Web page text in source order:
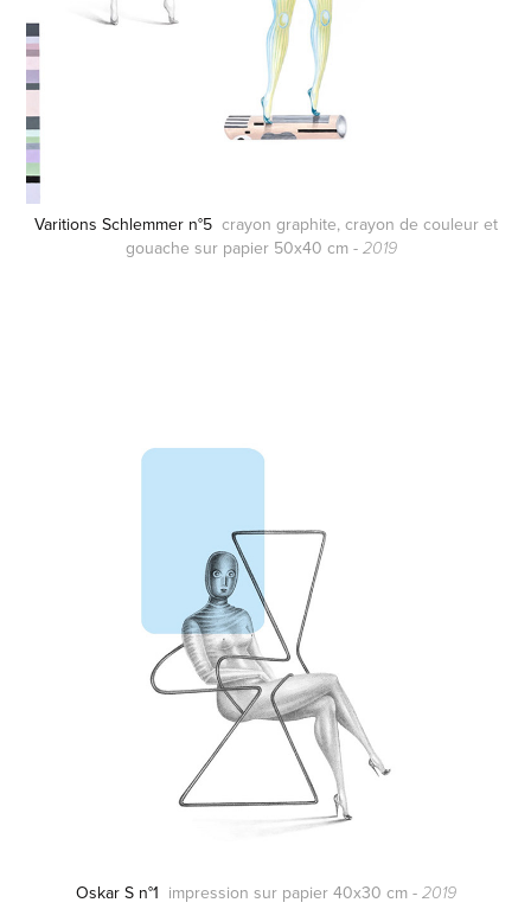
Varitions Schlemmer n°5 crayon graphite, crayon de couleur et
gouache sur papier 50x40 cm - 2019
Oskar S n°1 impression sur papier 40x30 cm - 2019